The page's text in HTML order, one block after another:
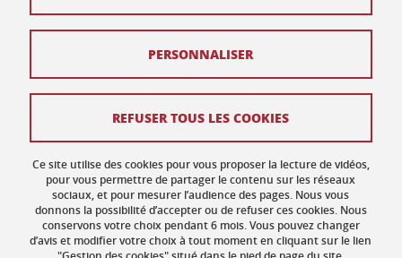
Crédits
Données personnelles
Gestion des cookies
Accessibilité : non conforme
Ce site utilise des cookies pour vous proposer la lecture de vidéos,
pour vous permettre de partager le contenu sur les réseaux
sociaux, et pour mesurer l’audience des pages. Nous vous
donnons la possibilité d’accepter ou de refuser ces cookies. Nous
conservons votre choix pendant 6 mois. Vous pouvez changer
d’avis et modifier votre choix à tout moment en cliquant sur le lien
REFUSER TOUS LES COOKIES
PERSONNALISER